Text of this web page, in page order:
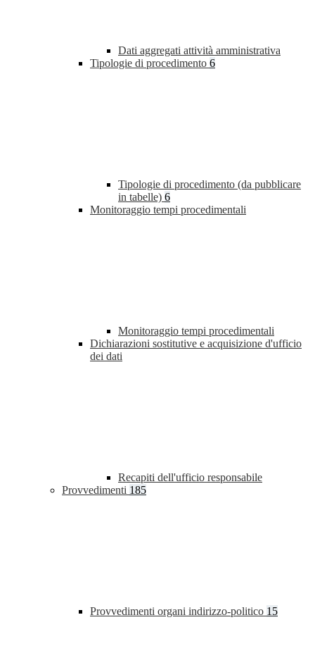
Dati aggregati attività amministrativa
Tipologie di procedimento 6
Tipologie di procedimento (da pubblicare
in tabelle) 6
Monitoraggio tempi procedimentali
Monitoraggio tempi procedimentali
Dichiarazioni sostitutive e acquisizione d'ufficio
dei dati
Recapiti dell'ufficio responsabile
Provvedimenti 185
Provvedimenti organi indirizzo-politico 15